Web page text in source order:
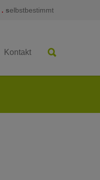
. selbstbestimmt
Kontakt